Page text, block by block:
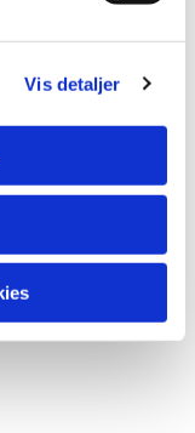
Vis detaljer